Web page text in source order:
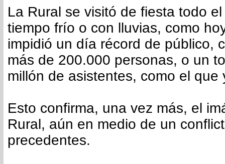
La Rural se visitó de fiesta todo
tiempo frío o con lluvias, como
impidió un día récord de público,
más de 200.000 personas, o un
millón de asistentes, como el que
Esto confirma, una vez más, el
Rural, aún en medio de un
precedentes.